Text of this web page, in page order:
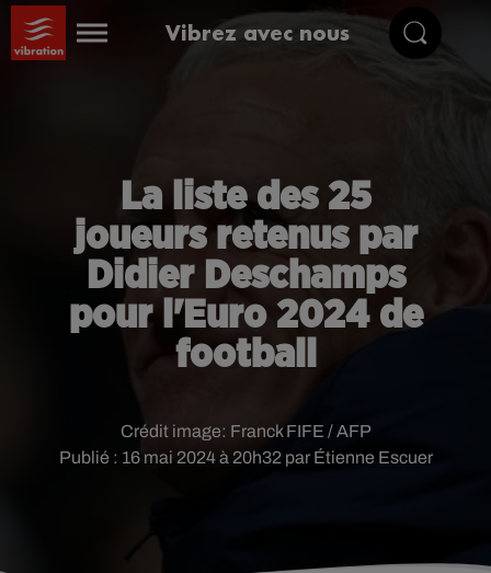
Vibrez avec nous
La liste des 25
joueurs retenus par
Didier Deschamps
pour l'Euro 2024 de
football
Publié : 16 mai 2024 à 20h32 par Étienne Escuer
Crédit image: Franck FIFE / AFP